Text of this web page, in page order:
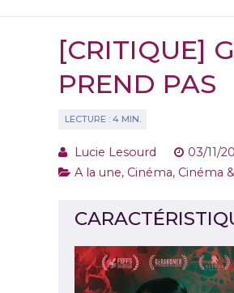
[CRITIQUE]
PREND PAS
Lucie Lesourd
03/11/
A la une, Cinéma, Cinéma